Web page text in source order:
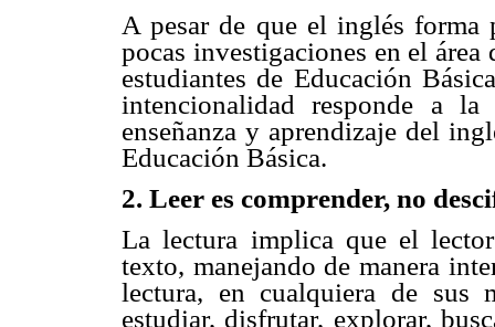
A pesar de que el inglés
pocas investigaciones en el
estudiantes de Educación
intencionalidad responde a
enseñanza y aprendizaje del
Educación Básica.
2. Leer es comprender, no
La lectura implica que el
texto, manejando de manera
lectura, en cualquiera de sus
estudiar, disfrutar, explorar,